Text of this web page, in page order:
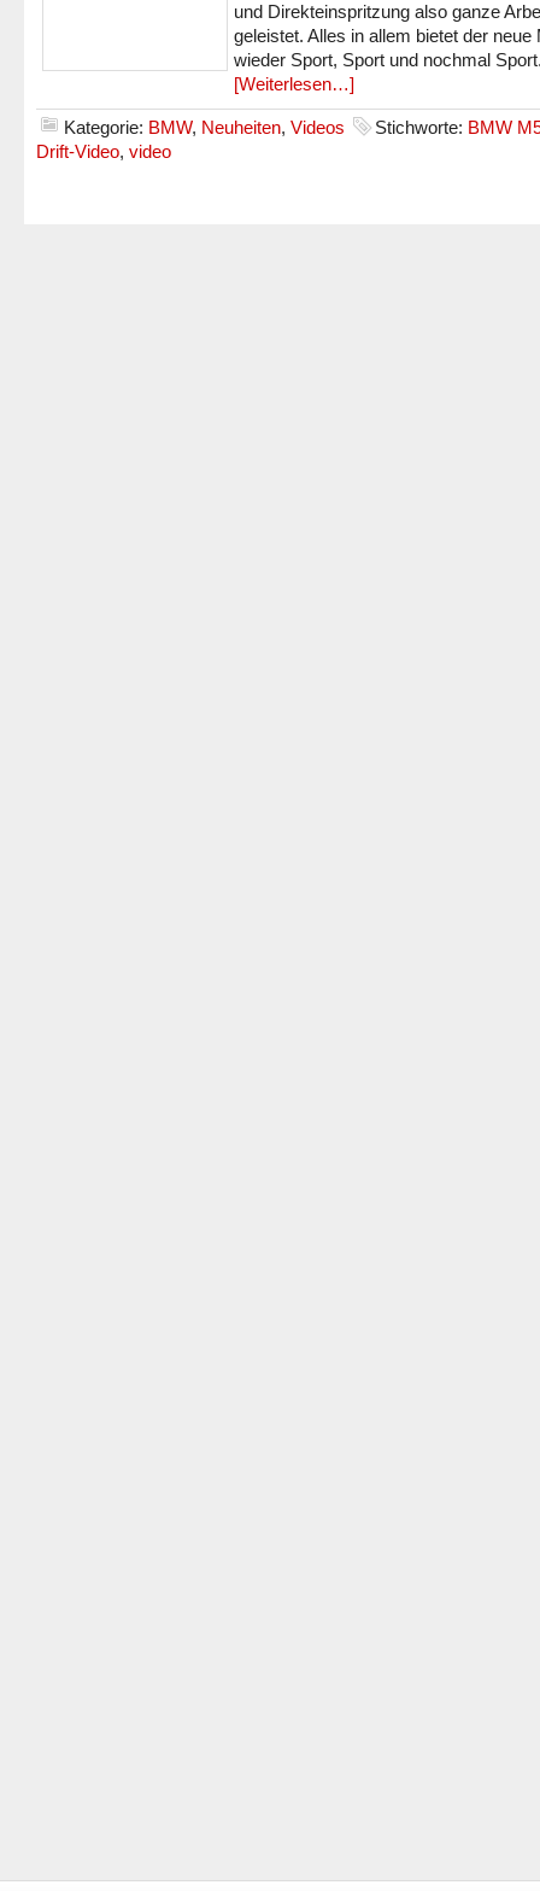
und Direkteinspritzung also ganze
geleistet. Alles in allem bietet der neue
wieder Sport, Sport und nochmal
[Weiterlesen…]
Kategorie: BMW, Neuheiten, Videos Stichworte: BMW
Drift-Video, video